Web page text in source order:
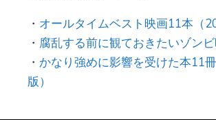
・ オールタイムベスト映画11本（
・ 腐乱する前に観ておきたいゾン
・ かなり強めに影響を受けた本11
版）